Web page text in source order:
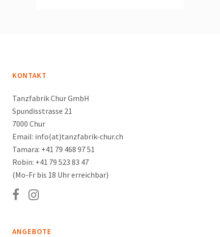
KONTAKT
Tanzfabrik Chur GmbH
Spundisstrasse 21
7000 Chur
Email: info(at)tanzfabrik-chur.ch
Tamara: +41 79 468 97 51
Robin: +41 79 523 83 47
(Mo-Fr bis 18 Uhr erreichbar)
ANGEBOTE